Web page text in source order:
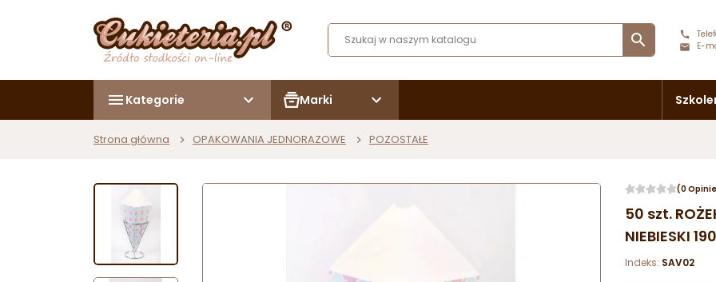

E-
Kategorie Marki
Strona główna OPAKOWANIA JEDNORAZOWE POZOSTAŁE
(0
50 szt.
NIEBIESKI
Indeks: SAV02